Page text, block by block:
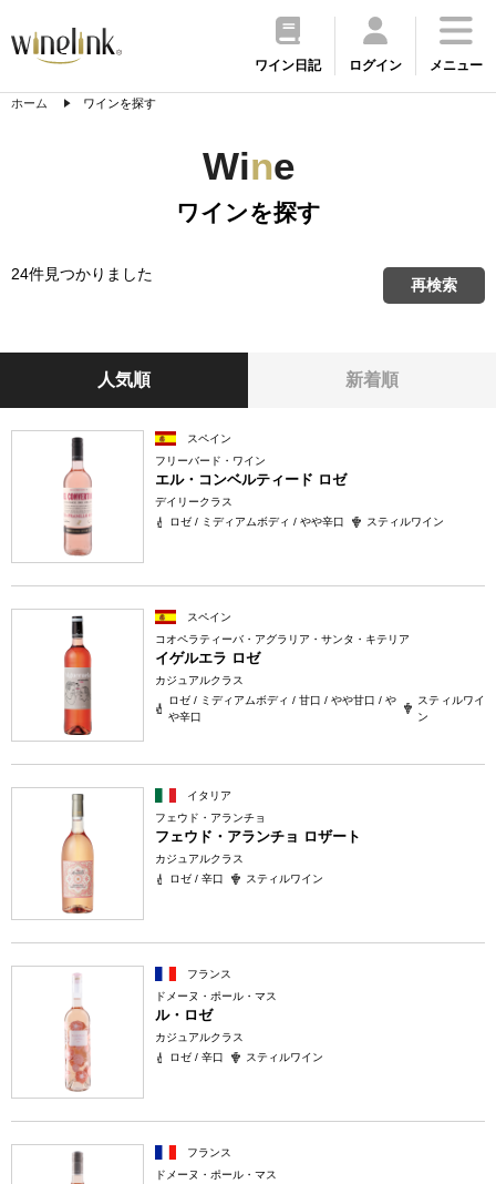
ワイン日記 ログイン メニュー
ホーム ワインを探す
Wine
ワインを探す
24件見つかりました
再検索
人気順 新着順
スペイン
フリーバード・ワイン
エル・コンベルティード ロゼ
デイリークラス
ロゼ / ミディアムボディ / やや辛口
スティルワイン
スペイン
コオペラティーバ・アグラリア・サンタ・キテリア
イゲルエラ ロゼ
カジュアルクラス
ロゼ / ミディアムボディ / 甘口 / やや甘口 / や
や辛口
スティルワイ
ン
イタリア
フェウド・アランチョ
フェウド・アランチョ ロザート
カジュアルクラス
ロゼ / 辛口
スティルワイン
フランス
ドメーヌ・ポール・マス
ル・ロゼ
カジュアルクラス
ロゼ / 辛口
スティルワイン
フランス
ドメーヌ・ポール・マス